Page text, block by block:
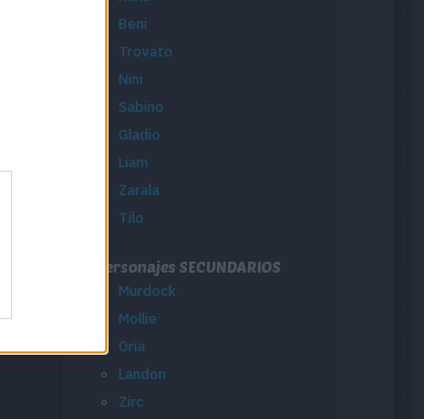
Beni
Trovato
Nini
Sabino
Gladio
Liam
Zarala
Tilo
Personajes SECUNDARIOS
Murdock
Mollie
Oria
Landon
Zirc